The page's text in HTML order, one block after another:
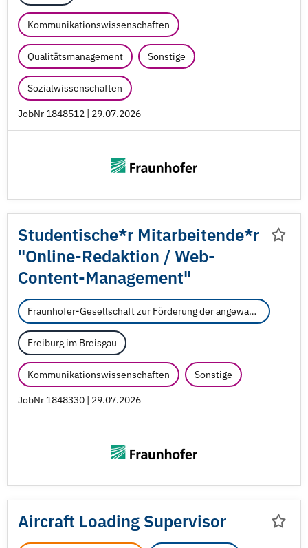
Kommunikationswissenschaften
Qualitätsmanagement Sonstige
Sozialwissenschaften
JobNr 1848512 | 29.07.2026
Studentische*r Mitarbeitende*r
"Online-Redaktion /Web-
Content-Management"
Fraunhofer-Gesellschaft zur Förderung der angewandten Forschung e.V.
Freiburg im Breisgau
Kommunikationswissenschaften Sonstige
JobNr 1848330 | 29.07.2026
Aircraft Loading Supervisor